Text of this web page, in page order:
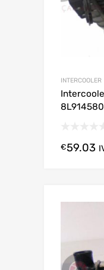
INTERCOOLER
€59.03